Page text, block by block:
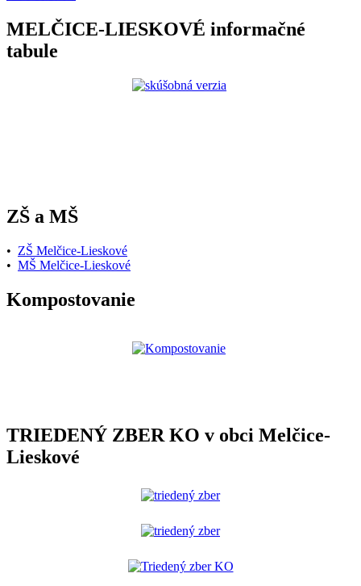
MELČICE-LIESKOVÉ informačné
tabule
ZŠ a MŠ
• ZŠ Melčice-Lieskové
• MŠ Melčice-Lieskové
Kompostovanie
TRIEDENÝ ZBER KO v obci Melčice-
Lieskové